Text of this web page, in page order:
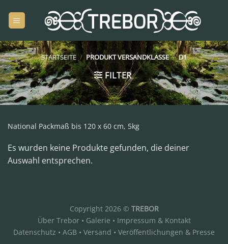
Inhalt
springen
STARTSEITE / PRODUKT VERSANDKLASSE / D1
FILTER
National Packmaß bis 120 x 60 cm, 5kg
Es wurden keine Produkte gefunden, die deiner
Auswahl entsprechen.
Copyright 2026 © TREBOR
Über Trebor• Galerie • Impressum & Kontakt
Datenschutz • AGB • Versand • Veröffentlichungen & Presse